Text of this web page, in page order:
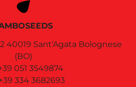
40019 Sant'Agata Bolognese
(BO)
051 3549874
334 3682693